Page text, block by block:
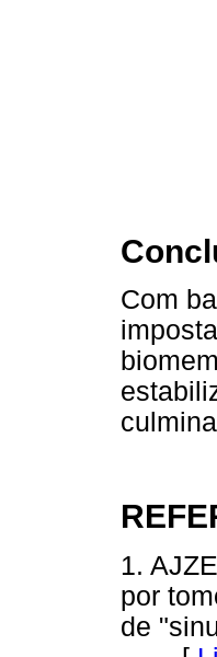
Com
1.
por
de